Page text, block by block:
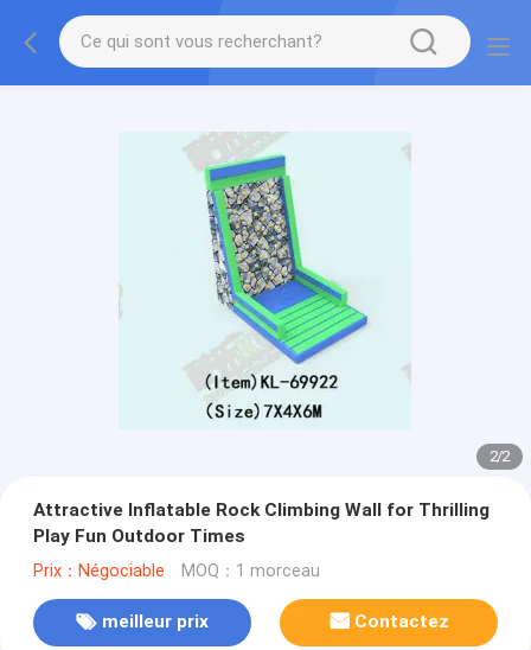
2/2
Attractive Inflatable Rock Climbing Wall for Thrilling
Play Fun Outdoor Times
Prix：Négociable MOQ：1 morceau
meilleur prix Contactez